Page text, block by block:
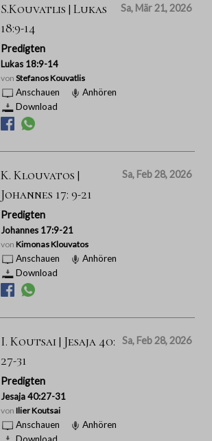
Sa, Mär 21, 2026
S.Kouvatlis | Lukas
18:9-14
Predigten
Lukas 18:9-14
von Stefanos Kouvatlis
Anschauen
Anhören
Download
Sa, Feb 28, 2026
K. Klouvatos |
Johannes 17: 9-21
Predigten
Johannes 17:9-21
von Kimonas Klouvatos
Anschauen
Anhören
Download
Sa, Feb 28, 2026
I. Koutsai | Jesaja 40:
27-31
Predigten
Jesaja 40:27-31
von Ilier Koutsai
Anschauen
Anhören